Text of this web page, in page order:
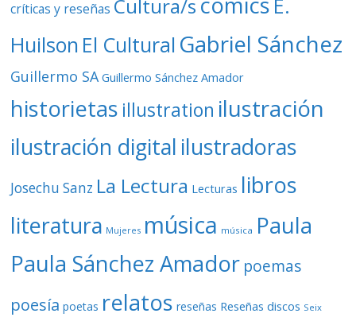
críticas y reseñas Cultura/s
E.
Huilson El Cultural Gabriel Sánchez
Guillermo SA Guillermo Sánchez Amador
historietas illustration ilustración
ilustración digital ilustradoras
Josechu Sanz La Lectura Lecturas libros
literatura Mujeres música música Paula
Paula Sánchez Amador poemas
poesía poetas relatos reseñas Reseñas discos Seix